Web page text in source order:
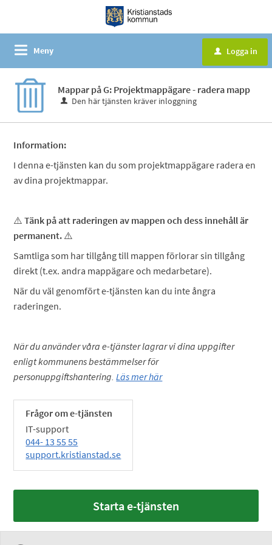
Meny u Logga in
Mappar på G: Projektmappägare - radera mapp
Den här tjänsten kräver inloggning
Information:
I denna e-tjänsten kan du som projektmappägare radera en
av dina projektmappar.
⚠️Tänk på att raderingen av mappen och dess innehåll är
permanent. ⚠️
Samtliga som har tillgång till mappen förlorar sin tillgång
direkt (t.ex. andra mappägare och medarbetare).
När du väl genomfört e-tjänsten kan du inte ångra
raderingen.
När du använder våra e-tjänster lagrar vi dina uppgifter
enligt kommunens bestämmelser för
personuppgiftshantering.Läs mer här
Frågor om e-tjänsten
IT-support
044- 13 55 55
support.kristianstad.se
Starta e-tjänsten